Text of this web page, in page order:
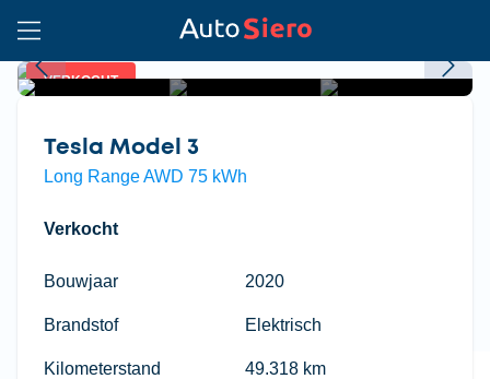
VERKOCHT
Tesla Model 3
Long Range AWD 75 kWh
Verkocht
Bouwjaar 2020
Brandstof Elektrisch
Kilometerstand 49.318 km